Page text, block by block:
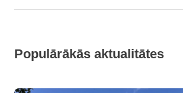
Populārākās aktualitātes